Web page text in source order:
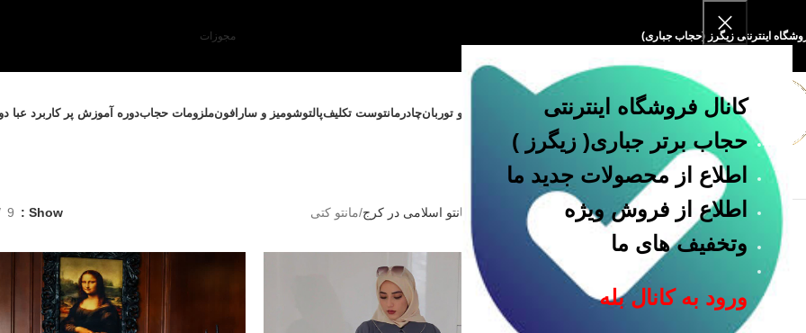
کانال فروشگاه اینترنتی
حجاب برتر جباری( زیگرز )
اطلاع از محصولات جدید ما
اطلاع از فروش ویژه
وتخفیف های ما
ورود به کانال بله
اینترنتی زیگرز (حجاب جباری) مجوزات
خانه فروشگاهمقنعه و پوشیه روسری و توربانچادر مانتوست تکلیفپالتوشومیز و سارافونملزومات حجابدوره آموزش پر کاربرد عبا
دسته بندی
چادر
روسری
مانتو اسلامی در کرج مانتو کتی Show
9